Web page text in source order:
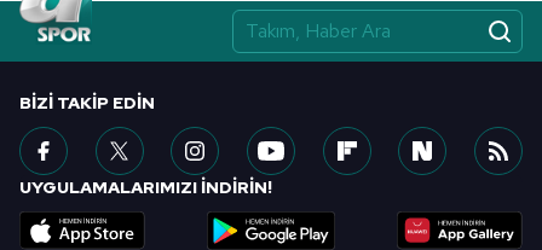
BIZI TAKIP EDIN
UYGULAMALARIMIZI İNDİRİN!